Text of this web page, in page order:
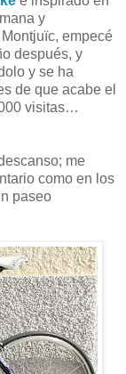
y
empecé
después, y
y se ha
de que acabe el
visitas…
me
como en los
paseo